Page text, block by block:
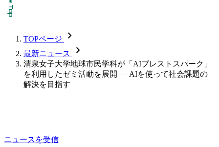
TOPページ chevron_forward
最新ニュース chevron_forward
清泉女子大学地球市民学科が「AIブレストスパーク」
を利用したゼミ活動を展開 — AIを使って社会課題の
解決を目指す
ニュースを受信